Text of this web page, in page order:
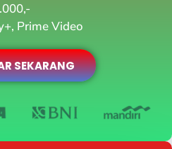
Prime Video
SEKARANG